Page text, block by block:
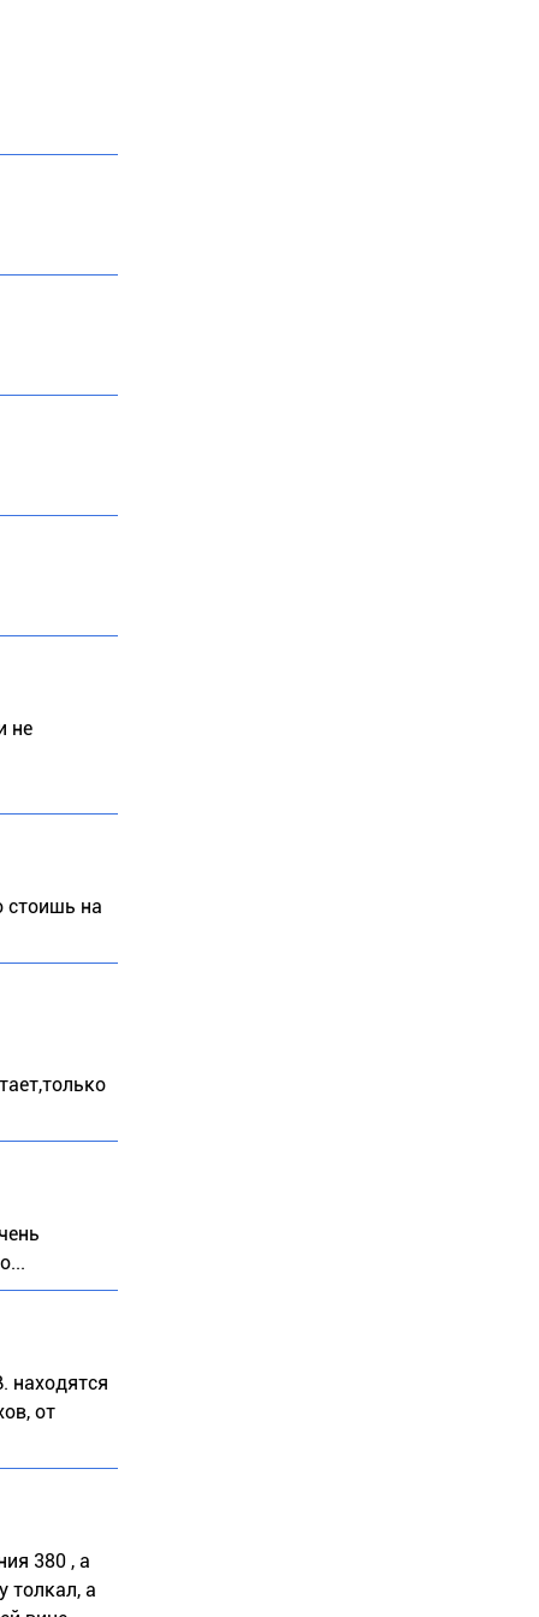
не
стоишь на
находятся
от
380 , а
толкал, а